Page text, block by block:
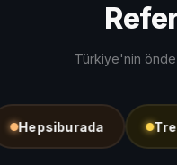
Türkiye'nin
Hepsiburada